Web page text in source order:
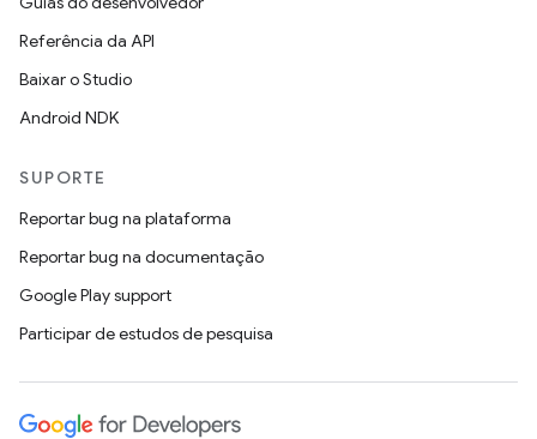
Referência da API
Baixar o Studio
Android NDK
SUPORTE
Reportar bug na plataforma
Reportar bug na documentação
Google Play support
Participar de estudos de pesquisa